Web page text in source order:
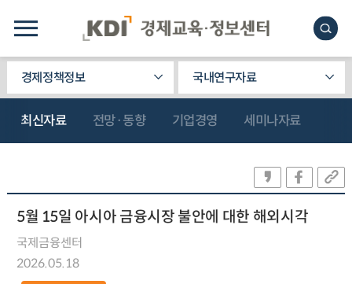
경제정책정보 국내연구자료
최신자료 전망·동향 기업경영 세미나자료
5월 15일 아시아 금융시장 불안에 대한 해외시각
국제금융센터
2026.05.18